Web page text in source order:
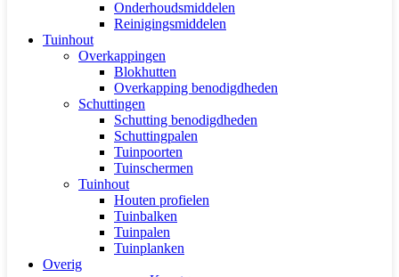
Onderhoudsmiddelen
Reinigingsmiddelen
Tuinhout
Overkappingen
Blokhutten
Overkapping benodigdheden
Schuttingen
Schutting benodigdheden
Schuttingpalen
Tuinpoorten
Tuinschermen
Tuinhout
Houten profielen
Tuinbalken
Tuinpalen
Tuinplanken
Overig